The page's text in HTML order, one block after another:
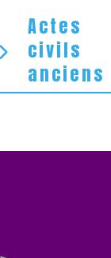
Actes
civils
anciens